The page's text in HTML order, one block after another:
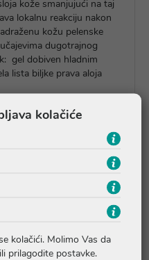
kože smanjujući na taj
lokalnu reakciju nakon
kožu pelenske
dugotrajnog
gel dobiven hladnim
lista biljke prava aloja
kolačiće
kolačići. Molimo Vas da
ili prilagodite postavke.